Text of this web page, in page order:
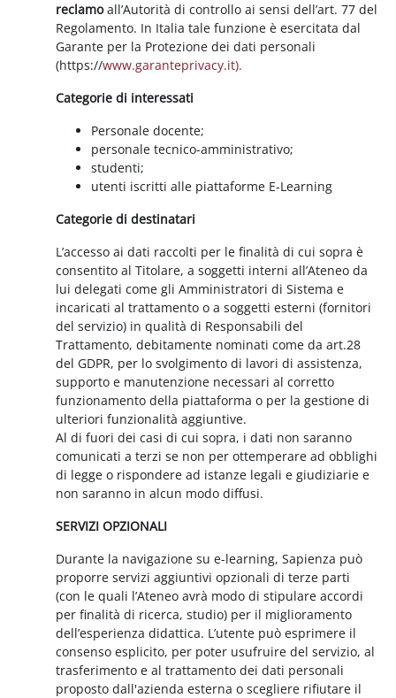
reclamoall’Autorità di controllo ai sensi dell’art. 77 del
Regolamento. In Italia tale funzione è esercitata dal
Garante per la Protezione dei dati personali
(https://www.garanteprivacy.it).
Categorie di interessati
Personale docente;
personale tecnico-amministrativo;
studenti;
utenti iscritti alle piattaforme E-Learning
Categorie di destinatari
L’accesso ai dati raccolti per le finalità di cui sopra è
consentito al Titolare, a soggetti interni all’Ateneo da
lui delegati come gli Amministratori di Sistema e
incaricati al trattamento o a soggetti esterni (fornitori
del servizio) in qualità di Responsabili del
Trattamento, debitamente nominati come da art.28
del GDPR, per lo svolgimento di lavori di assistenza,
supporto e manutenzione necessari al corretto
funzionamento della piattaforma o per la gestione di
ulteriori funzionalità aggiuntive.
Al di fuori dei casi di cui sopra, i dati non saranno
comunicati a terzi se non per ottemperare ad obblighi
di legge o rispondere ad istanze legali e giudiziarie e
non saranno in alcun modo diffusi.
SERVIZI OPZIONALI
Durante la navigazione su e-learning, Sapienza può
proporre servizi aggiuntivi opzionali di terze parti
(con le quali l’Ateneo avrà modo di stipulare accordi
per finalità di ricerca, studio) per il miglioramento
dell’esperienza didattica. L’utente può esprimere il
consenso esplicito, per poter usufruire del servizio, al
trasferimento e al trattamento dei dati personali
proposto dall'azienda esterna o scegliere rifiutare il